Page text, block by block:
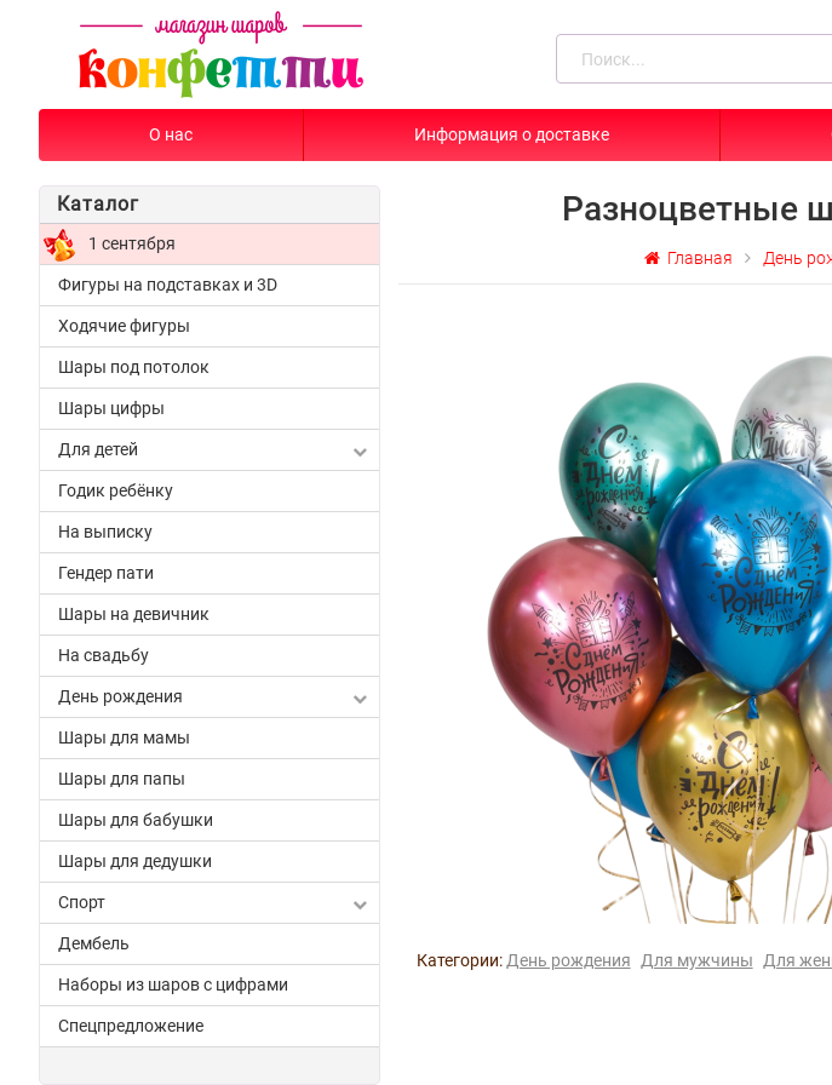
О нас Информация о доставке
Каталог
1 сентября
Фигуры на подставках и 3D
Ходячие фигуры
Шары под потолок
Шары цифры
Для детей
Годик ребёнку
На выписку
Гендер пати
Шары на девичник
На свадьбу
День рождения
Шары для мамы
Шары для папы
Шары для бабушки
Шары для дедушки
Спорт
Дембель
Наборы из шаров с цифрами
Спецпредложение
Разноцветные
Главная День
Категории: День рождения Для мужчины Для